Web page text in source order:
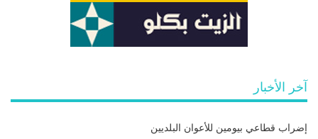
آخر الأخبار
إضراب قطاعي بيومين للأعوان البلديين